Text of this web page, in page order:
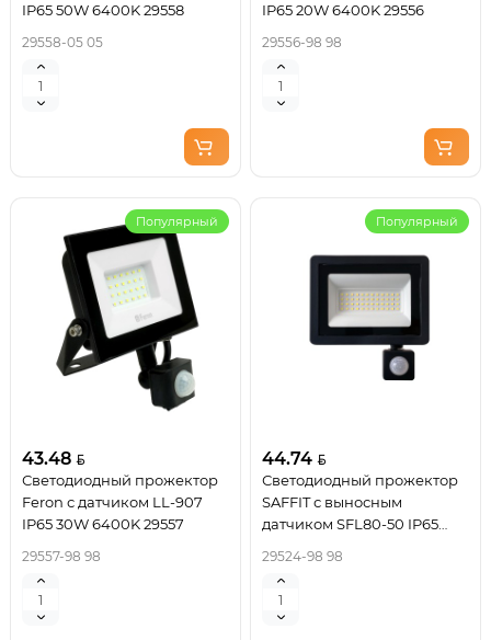
IP65 50W 6400K 29558
29558-05 05
IP65 20W 6400K 29556
29556-98 98
Популярный
43.48
Светодиодный прожектор
Feron с датчиком LL-907
IP65 30W 6400K 29557
29557-98 98
Популярный
44.74
Светодиодный прожектор
SAFFIT с выносным
датчиком SFL80-50 IP65
29524-98 98